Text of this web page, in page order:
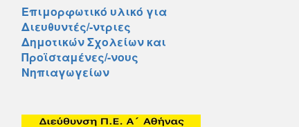
Επιμορφωτικό υλικό για
Διευθυντές/-ντριες
Δημοτικών Σχολείων και
Προϊσταμένες/-νους
Νηπιαγωγείων